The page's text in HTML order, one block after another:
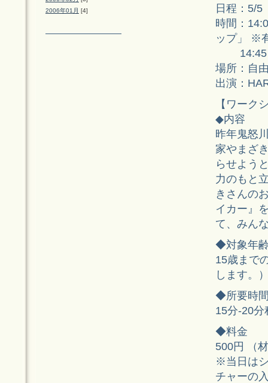
2006年01月 [4]
日程：5/5
時間：
ップ」 ※
14:45
場所：自
出演：
【ワーク
◆内容
昨年鬼怒
家やまざ
らせよう
力のもと
きさんの
イカー』
て、みん
◆対象年
15歳まで
します。
◆所要時
15分-20分
◆料金
500円 （
※当日は
チャーの